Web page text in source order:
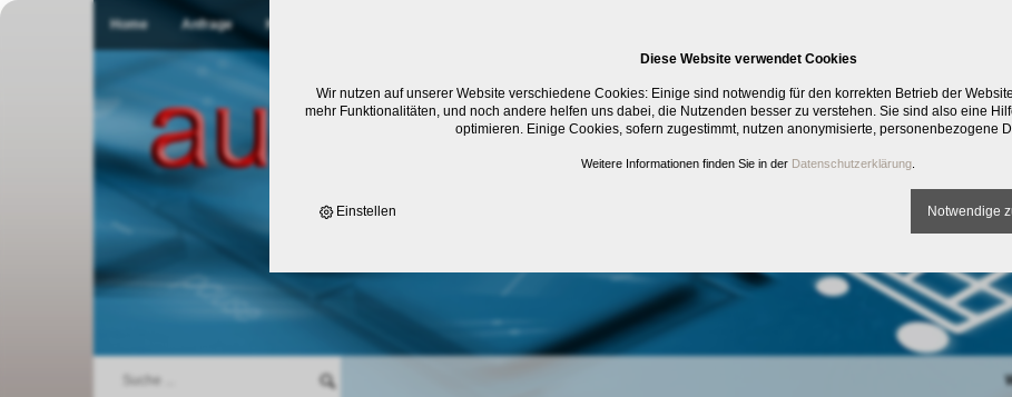
Home Anfrage Kontakt
Diese Website verwendet Cookies
Wir nutzen auf unserer Website verschiedene Cookies: Einige sind notwendig für den korrekten Betrieb der
mehr Funktionalitäten, und noch andere helfen uns dabei, die Nutzenden besser zu verstehen. Sie sind also eine
optimieren. Einige Cookies, sofern zugestimmt, nutzen anonymisierte, personenbezogene
Weitere Informationen finden Sie in der Datenschutzerklärung
Einstellen Notwendige